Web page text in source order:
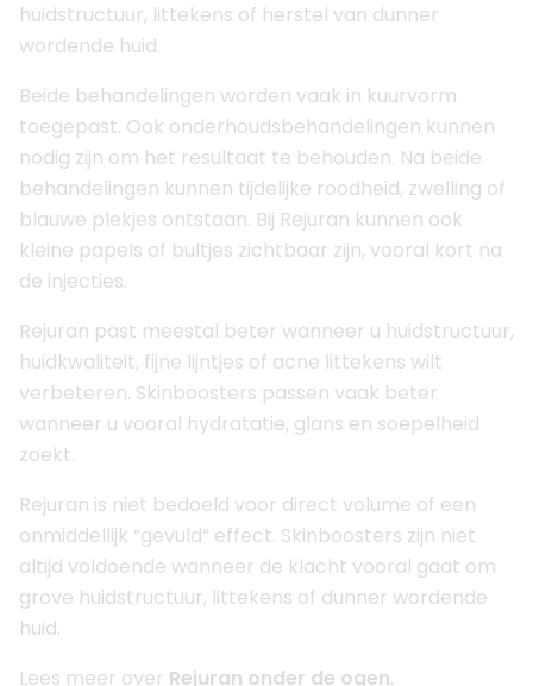
huidstructuur, littekens of herstel van dunner
wordende huid.
Beide behandelingen worden vaak in kuurvorm
toegepast. Ook onderhoudsbehandelingen kunnen
nodig zijn om het resultaat te behouden. Na beide
behandelingen kunnen tijdelijke roodheid, zwelling of
blauwe plekjes ontstaan. Bij Rejuran kunnen ook
kleine papels of bultjes zichtbaar zijn, vooral kort na
de injecties.
Rejuran past meestal beter wanneer u huidstructuur,
huidkwaliteit, fijne lijntjes of acne littekens wilt
verbeteren. Skinboosters passen vaak beter
wanneer u vooral hydratatie, glans en soepelheid
zoekt.
Rejuran is niet bedoeld voor direct volume of een
onmiddellijk “gevuld” effect. Skinboosters zijn niet
altijd voldoende wanneer de klacht vooral gaat om
grove huidstructuur, littekens of dunner wordende
huid.
Lees meer over Rejuran onder de ogen.